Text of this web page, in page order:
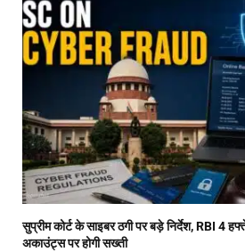
सुप्रीम कोर्ट के साइबर ठगी पर बड़े निर्देश, RBI 4
अकाउंट्स पर होगी सख्ती